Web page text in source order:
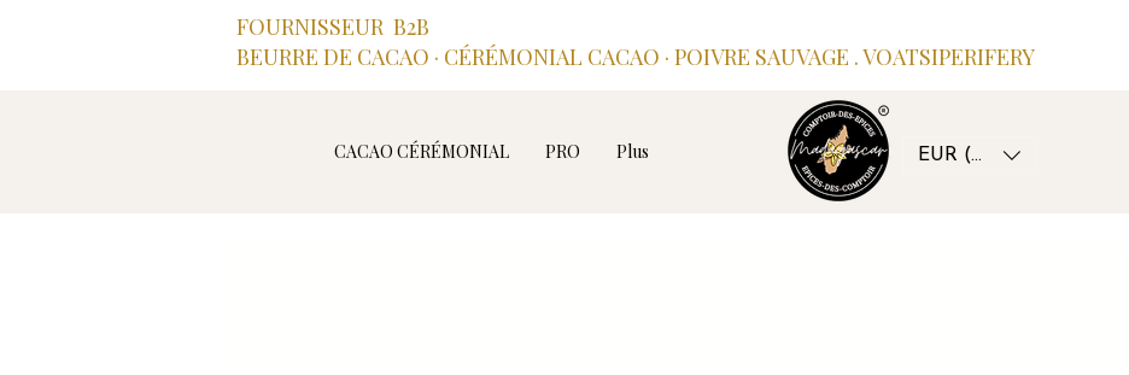
FOURNISSEUR B2B
BEURRE DE CACAO · CÉRÉMONIAL CACAO · POIVRE SAUVAGE . VOATSIPERIFERY
CACAO CÉRÉMONIAL PRO Plus EUR (€)